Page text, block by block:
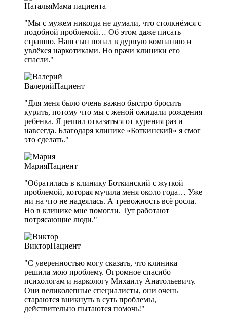
НатальяМама пациента
"Мы с мужем никогда не думали, что столкнёмся с
подобной проблемой… Об этом даже писать
страшно. Наш сын попал в дурную компанию и
увлёкся наркотиками. Но врачи клиники его
спасли."
ВалерийПациент
"Для меня было очень важно быстро бросить
курить, потому что мы с женой ожидали рождения
ребенка. Я решил отказаться от курения раз и
навсегда. Благодаря клинике «Боткинский» я смог
это сделать."
МарияПациент
"Обратилась в клинику Боткинский с жуткой
проблемой, которая мучила меня около года… Уже
ни на что не надеялась. А тревожность всё росла.
Но в клинике мне помогли. Тут работают
потрясающие люди."
ВикторПациент
"С уверенностью могу сказать, что клиника
решила мою проблему. Огромное спасибо
психологам и наркологу Михаилу Анатольевичу.
Они великолепные специалисты, они очень
стараются вникнуть в суть проблемы,
действительно пытаются помочь!"